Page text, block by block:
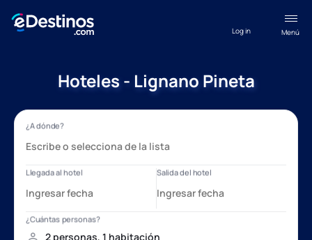
Menú
Log in
Hoteles - Lignano Pineta